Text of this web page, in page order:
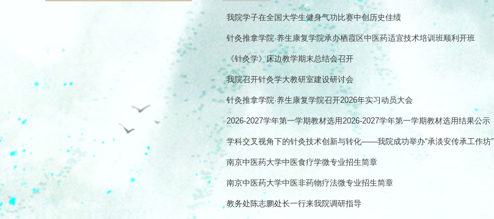
我院学子在全国大学生健身气功比赛中创历史佳绩
针灸推拿学院·养生康复学院承办栖霞区中医药适宜技术培训班顺利开班
《针灸学》床边教学期末总结会召开
我院召开针灸学大教研室建设研讨会
针灸推拿学院·养生康复学院召开2026年实习动员大会
2026-2027学年第一学期教材选用2026-2027学年第一学期教材选用结果公示
学科交叉视角下的针灸技术创新与转化——我院成功举办“承淡安传承工作坊”
南京中医药大学中医食疗学微专业招生简章
南京中医药大学中医非药物疗法微专业招生简章
教务处陈志鹏处长一行来我院调研指导